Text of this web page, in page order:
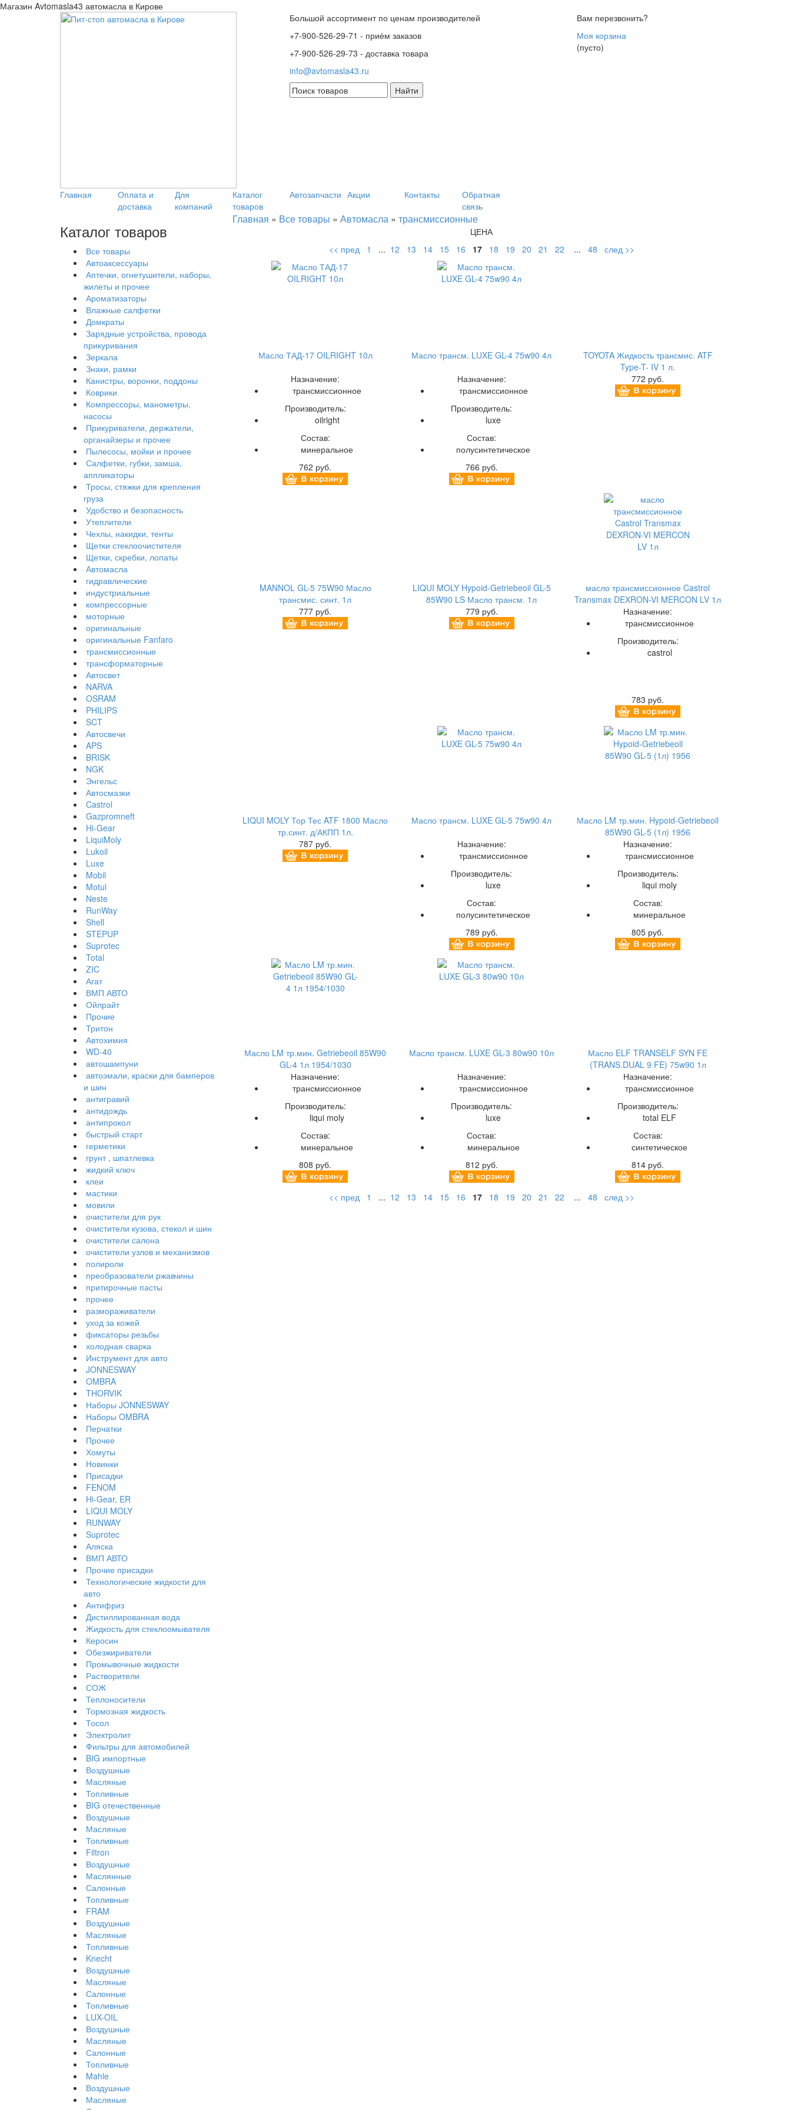
Магазин Avtomasla43 автомасла в Кирове
Большой ассортимент по ценам производителей
+7-900-526-29-71 - приём заказов
+7-900-526-29-73 - доставка товара
info@avtomasla43.ru
Вам перезвонить?
Моя корзина
(пусто)
Главная
Оплата и
доставка
Для
компаний
Каталог
товаров
Автозапчасти Акции Контакты
Обратная
связь
Каталог товаров
Все товары
Автоаксессуары
Аптечки, огнетушители, наборы,
жилеты и прочее
Ароматизаторы
Влажные салфетки
Домкраты
Зарядные устройства, провода
прикуривания
Зеркала
Знаки, рамки
Канистры, воронки, поддоны
Коврики
Компрессоры, манометры,
насосы
Прикуриватели, держатели,
органайзеры и прочее
Пылесосы, мойки и прочее
Салфетки, губки, замша,
аппликаторы
Тросы, стяжки для крепления
груза
Удобство и безопасность
Утеплители
Чехлы, накидки, тенты
Щетки стеклоочистителя
Щетки, скребки, лопаты
Автомасла
гидравлические
индустриальные
компрессорные
моторные
оригинальные
оригинальные Fanfaro
трансмиссионные
трансформаторные
Автосвет
NARVA
OSRAM
PHILIPS
SCT
Автосвечи
APS
BRISK
NGK
Энгельс
Автосмазки
Castrol
Gazpromneft
Hi-Gear
LiquiMoly
Lukoil
Luxe
Mobil
Motul
Neste
RunWay
Shell
STEPUP
Suprotec
Total
ZIC
Агат
ВМП АВТО
Ойлрайт
Прочие
Тритон
Автохимия
WD-40
автошампуни
автоэмали, краски для бамперов
и шин
антигравий
антидождь
антипрокол
быстрый старт
герметики
грунт , шпатлевка
жидкий ключ
клеи
мастики
мовили
очистители для рук
очистители кузова, стекол и шин
очистители салона
очистители узлов и механизмов
полироли
преобразователи ржавчины
притирочные пасты
прочее
размораживатели
уход за кожей
фиксаторы резьбы
холодная сварка
Инструмент для авто
JONNESWAY
OMBRA
THORVIK
Наборы JONNESWAY
Наборы OMBRA
Перчатки
Прочее
Хомуты
Новинки
Присадки
FENOM
Hi-Gear, ER
LIQUI MOLY
RUNWAY
Suprotec
Аляска
ВМП АВТО
Прочие присадки
Технологические жидкости для
авто
Антифриз
Дистиллированная вода
Жидкость для стеклоомывателя
Керосин
Обезжириватели
Промывочные жидкости
Растворители
СОЖ
Теплоносители
Тормозная жидкость
Тосол
Электролит
Фильтры для автомобилей
BIG импортные
Воздушные
Масляные
Топливные
BIG отечественные
Воздушные
Масляные
Топливные
Filtron
Воздушные
Маслянные
Салонные
Топливные
FRAM
Воздушные
Масляные
Топливные
Knecht
Воздушные
Масляные
Салонные
Топливные
LUX-OIL
Воздушные
Масляные
Салонные
Топливные
Mahle
Воздушные
Масляные
Главная » Все товары » Автомасла» трансмиссионные
ЦЕНА
<< пред
1 ... 12 13 14 15 16 17 18 19 20 21 22 ... 48 след >>
Масло ТАД-17 OILRIGHT 10л
Назначение:
трансмиссионное
Производитель:
oilright
Состав:
минеральное
762 руб.
Масло трансм. LUXE GL-4 75w90 4л
Назначение:
трансмиссионное
Производитель:
luxe
Состав:
полусинтетическое
766 руб.
TOYOTA Жидкость трансмис. ATF
Type-T- IV 1 л.
772 руб.
MANNOL GL-5 75W90 Масло
трансмис. синт. 1л
777 руб.
LIQUI MOLY Hypoid-Getriebeoil GL-5
85W90 LS Масло трансм. 1л
779 руб.
масло трансмиссионное Castrol
Transmax DEXRON-VI MERCON LV 1л
Назначение:
трансмиссионное
Производитель:
castrol
783 руб.
LIQUI MOLY Тор Тес ATF 1800 Масло
тр.синт. д/АКПП 1л.
787 руб.
Масло трансм. LUXE GL-5 75w90 4л
Назначение:
трансмиссионное
Производитель:
luxe
Состав:
полусинтетическое
789 руб.
Масло LM тр.мин. Hypoid-Getriebeoil
85W90 GL-5 (1л) 1956
Назначение:
трансмиссионное
Производитель:
liqui moly
Состав:
минеральное
805 руб.
Масло LM тр.мин. Getriebeoil 85W90
GL-4 1л 1954/1030
Назначение:
трансмиссионное
Производитель:
liqui moly
Состав:
минеральное
808 руб.
Масло трансм. LUXE GL-3 80w90 10л
Назначение:
трансмиссионное
Производитель:
luxe
Состав:
минеральное
812 руб.
Масло ELF TRANSELF SYN FE
(TRANS.DUAL 9 FE) 75w90 1л
Назначение:
трансмиссионное
Производитель:
total ELF
Состав:
синтетическое
814 руб.
<< пред 1 ... 12 13 14 15 16 17 18 19 20 21 22 ... 48 след >>